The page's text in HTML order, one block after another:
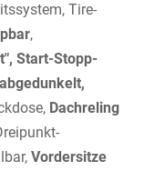
Tire-
,
Start-Stopp-
Dachreling
Vordersitze